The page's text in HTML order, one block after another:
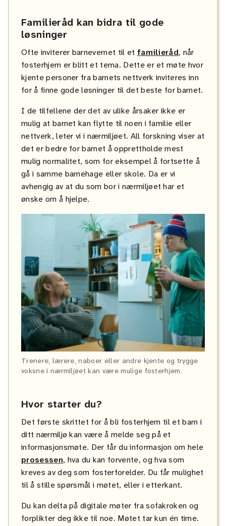
Familieråd kan bidra til gode
løsninger
Ofte inviterer barnevernet til et familieråd, når
fosterhjem er blitt et tema. Dette er et møte hvor
kjente personer fra barnets nettverk inviteres inn
for å finne gode løsninger til det beste for barnet.
I de tilfellene der det av ulike årsaker ikke er
mulig at barnet kan flytte til noen i familie eller
nettverk, leter vi i nærmiljøet. All forskning viser at
det er bedre for barnet å opprettholde mest
mulig normalitet, som for eksempel å fortsette å
gå i samme barnehage eller skole. Da er vi
avhengig av at du som bor i nærmiljøet har et
ønske om å hjelpe.
Trenere, lærere, naboer eller andre kjente og trygge
voksne i nærmiljøet kan være mulige fosterhjem.
Hvor starter du?
Det første skrittet for å bli fosterhjem til et barn i
ditt nærmiljø kan være å melde seg på et
informasjonsmøte. Der får du informasjon om hele
prosessen, hva du kan forvente, og hva som
kreves av deg som fosterforelder. Du får mulighet
til å stille spørsmål i møtet, eller i etterkant.
Du kan delta på digitale møter fra sofakroken og
forplikter deg ikke til noe. Møtet tar kun én time.